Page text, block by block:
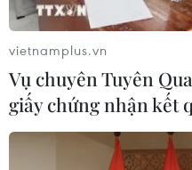
Các quan chức
vietnamplus.vn
Vụ chuyên Tuyên
giấy chứng nhận kết